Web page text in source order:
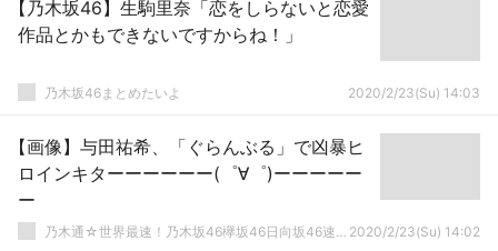
【乃木坂46】生駒里奈「恋をしらないと恋愛
作品とかもできないですからね！」
乃木坂46まとめたいよ 2020/2/23(Su) 14:03
【画像】与田祐希、「ぐらんぶる」で凶暴ヒ
ロインキターーーーーー(゜∀゜)ーーーーー
ー
乃木通☆世界最速！乃木坂46欅坂46日向坂46速報まとめ 2020/2/23(Su) 14:02